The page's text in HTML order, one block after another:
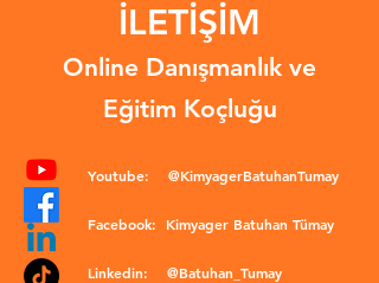
İLETİŞİM
Online Danışmanlık ve
Eğitim Koçluğu
Youtube: @KimyagerBatuhanTumay
Facebook: Kimyager Batuhan Tümay
Linkedin: @Batuhan_Tumay